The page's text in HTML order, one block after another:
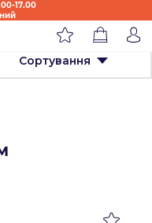
17.00
Сортування